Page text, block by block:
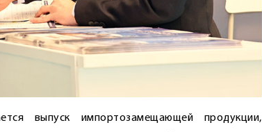
выпуск импортозамещающей продукции,